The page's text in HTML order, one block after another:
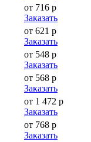
от 716 р
Заказать
от 621 р
Заказать
от 548 р
Заказать
от 568 р
Заказать
от 1 472 р
Заказать
от 768 р
Заказать